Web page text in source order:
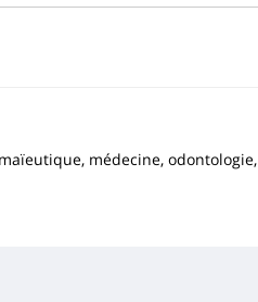
médecine, odontologie,